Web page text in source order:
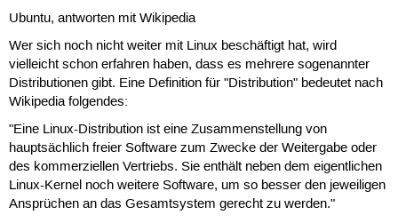
Ubuntu, antworten mit Wikipedia
Wer sich noch nicht weiter mit Linux beschäftigt hat, wird
vielleicht schon erfahren haben, dass es mehrere sogenannter
Distributionen gibt. Eine Definition für "Distribution" bedeutet nach
Wikipedia folgendes:
"Eine Linux-Distribution ist eine Zusammenstellung von
hauptsächlich freier Software zum Zwecke der Weitergabe oder
des kommerziellen Vertriebs. Sie enthält neben dem eigentlichen
Linux-Kernel noch weitere Software, um so besser den jeweiligen
Ansprüchen an das Gesamtsystem gerecht zu werden."